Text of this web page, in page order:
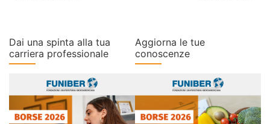
Dai una spinta alla tua
carriera professionale
Aggiorna le tue
conoscenze